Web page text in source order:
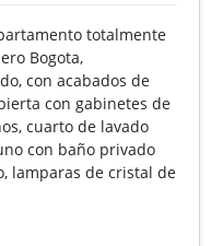
totalmente
Bogota,
con acabados de
con gabinetes de
cuarto de lavado
con baño privado
lamparas de cristal de